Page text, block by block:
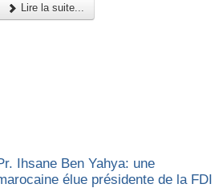
Lire la suite...
Ihsane Ben Yahya: une
élue présidente de la FDI